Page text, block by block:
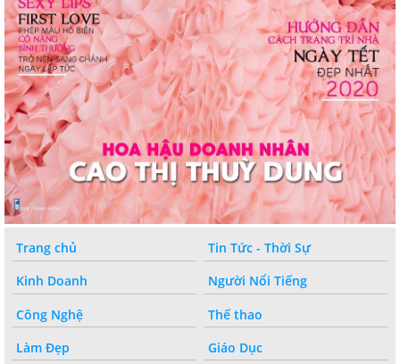
Trang chủ
Tin Tức - Thời Sự
Kinh Doanh
Người Nổi Tiếng
Công Nghệ
Thế thao
Làm Đẹp
Giáo Dục